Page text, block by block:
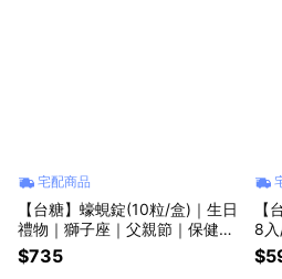
宅配商品
【台糖】蠔蜆錠(10粒/盒)｜生日
禮物｜獅子座｜父親節｜保健｜
男性｜好朋友｜喜歡你｜暖心室
友
$735
【
8
獅
蔓